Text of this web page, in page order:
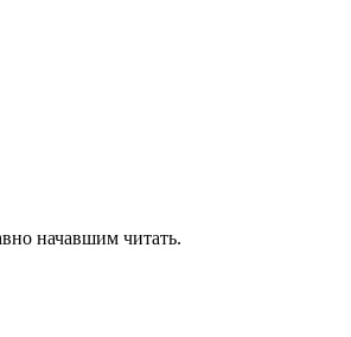
начавшим читать.